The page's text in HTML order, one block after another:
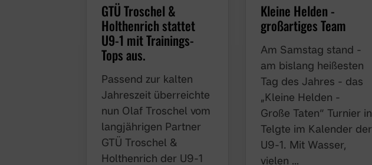
GTÜ Troschel &
Holthenrich stattet
U9-1 mit Trainings-
Tops aus.
Passend zur kalten
Jahreszeit überreichte
nun Olaf Troschel vom
langjährigen Partner
GTÜ Troschel &
Holthenrich der U9-1
Kleine Helden -
großartiges Team
Am Samstag stand -
am bislang heißesten
Tag des Jahres - das
„Kleine Helden - Große
Taten“ Turnier in Telgte
im Kalender der U9-1.
Mit Wasser, vielen …